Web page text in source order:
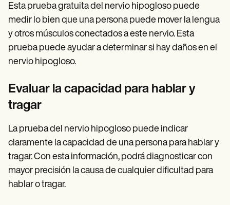
Esta prueba gratuita del nervio hipogloso puede
medir lo bien que una persona puede mover la lengua
y otros músculos conectados a este nervio. Esta
prueba puede ayudar a determinar si hay daños en el
nervio hipogloso.
Evaluar la capacidad para hablar y
tragar
La prueba del nervio hipogloso puede indicar
claramente la capacidad de una persona para hablar y
tragar. Con esta información, podrá diagnosticar con
mayor precisión la causa de cualquier dificultad para
hablar o tragar.